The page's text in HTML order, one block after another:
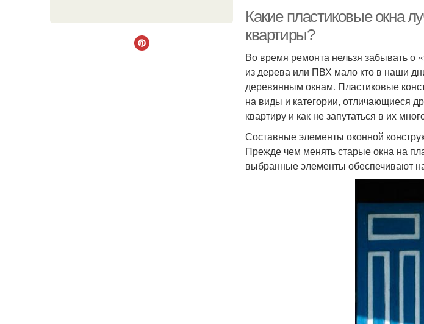
Какие пластиковые окна
квартиры?
Во время ремонта нельзя забывать о
из дерева или ПВХ мало кто в наши
деревянным окнам. Пластиковые
на виды и категории, отличающиеся
квартиру и как не запутаться в их
Составные элементы оконной
Прежде чем менять старые окна на
выбранные элементы обеспечивают